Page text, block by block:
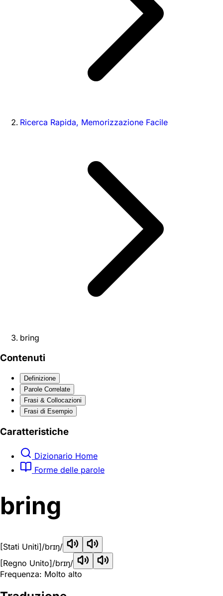
Ricerca Rapida, Memorizzazione Facile
bring
Contenuti
Definizione
Parole Correlate
Frasi & Collocazioni
Frasi di Esempio
Caratteristiche
Dizionario Home
Forme delle parole
bring
[Stati Uniti]/brɪŋ/
[Regno Unito]/brɪŋ/
Frequenza: Molto alto